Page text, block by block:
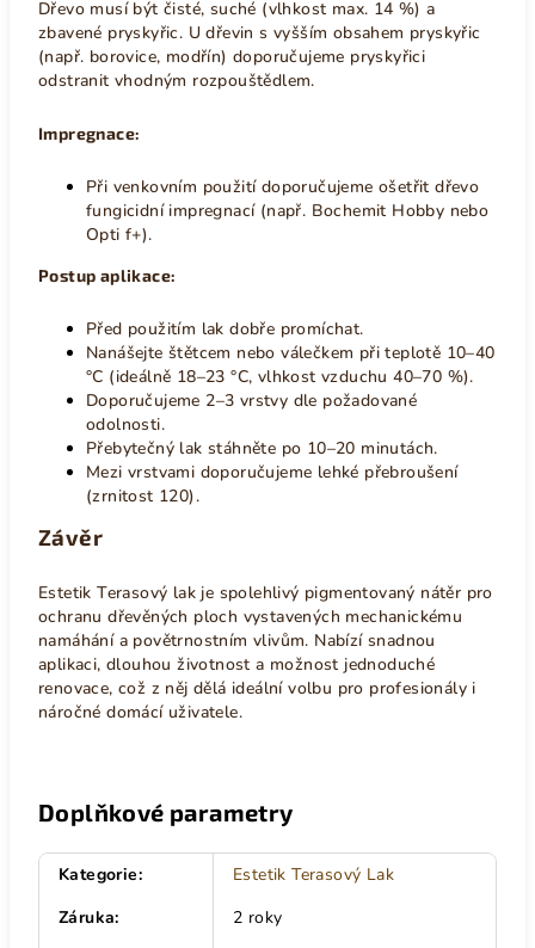
Dřevo musí být čisté, suché (vlhkost max. 14 %) a
zbavené pryskyřic. U dřevin s vyšším obsahem pryskyřic
(např. borovice, modřín) doporučujeme pryskyřici
odstranit vhodným rozpouštědlem.
Impregnace:
Při venkovním použití doporučujeme ošetřit dřevo
fungicidní impregnací (např. Bochemit Hobby nebo
Opti f+).
Postup aplikace:
Před použitím lak dobře promíchat.
Nanášejte štětcem nebo válečkem při teplotě 10–40
°C (ideálně 18–23 °C, vlhkost vzduchu 40–70 %).
Doporučujeme 2–3 vrstvy dle požadované
odolnosti.
Přebytečný lak stáhněte po 10–20 minutách.
Mezi vrstvami doporučujeme lehké přebroušení
(zrnitost 120).
Závěr
Estetik Terasový lak je spolehlivý pigmentovaný nátěr pro
ochranu dřevěných ploch vystavených mechanickému
namáhání a povětrnostním vlivům. Nabízí snadnou
aplikaci, dlouhou životnost a možnost jednoduché
renovace, což z něj dělá ideální volbu pro profesionály i
náročné domácí uživatele.
Doplňkové parametry
Kategorie:
Estetik Terasový Lak
Záruka:
2 roky